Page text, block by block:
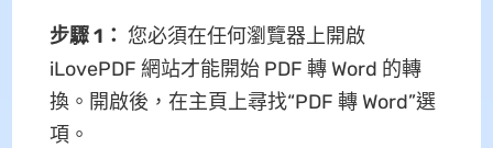
步驟 1： 您必須在任何瀏覽器上開啟
iLovePDF 網站才能開始 PDF 轉 Word 的轉
換。開啟後，在主頁上尋找“PDF 轉 Word”選
項。